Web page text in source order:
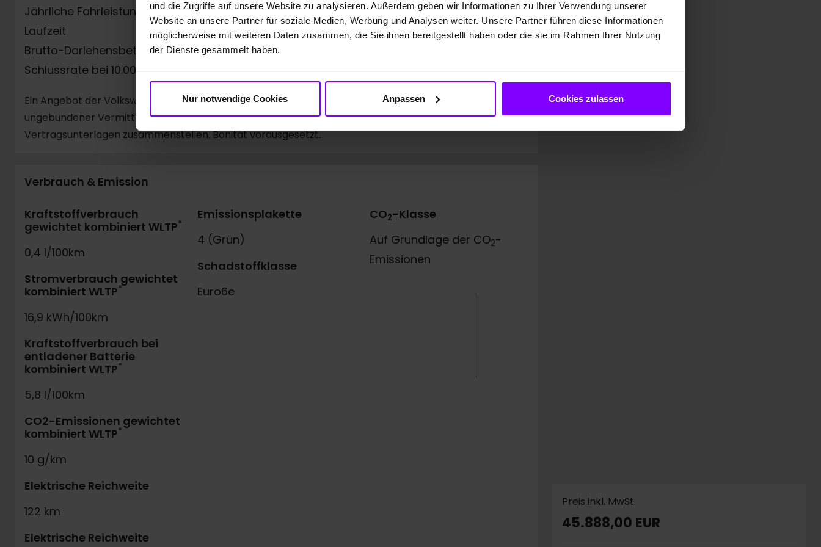
und die Zugriffe auf unsere Website zu analysieren. Außerdem geben wir Informationen zu Ihrer Verwendung unserer
Website an unsere Partner für soziale Medien, Werbung und Analysen weiter. Unsere Partner führen diese Informationen
möglicherweise mit weiteren Daten zusammen, die Sie ihnen bereitgestellt haben oder die sie im Rahmen Ihrer Nutzung
der Dienste gesammelt haben.
Nur notwendige Cookies Anpassen Cookies zulassen
Jährliche Fahrleistung
10.000 km
Laufzeit
48 Monate
Brutto-Darlehensbetrag
Schlussrate bei 10.000 km/Jahr
Ein Angebot der Volkswagen Bank GmbH, Gifhorner Str. 57, 38112 Braunschweig, für die wir als
ungebundener Vermittler gemeinsam mit dem Kunden die für den Abschluss der Finanzierung nötigen
Vertragsunterlagen zusammenstellen. Bonität vorausgesetzt.
Verbrauch & Emission
Kraftstoffverbrauch
gewichtet kombiniert WLTP*
0,4 l/100km
Stromverbrauch gewichtet
kombiniert WLTP*
16,9 kWh/100km
Kraftstoffverbrauch bei
entladener Batterie
kombiniert WLTP*
5,8 l/100km
CO2-Emissionen gewichtet
kombiniert WLTP*
10 g/km
Elektrische Reichweite
122 km
Elektrische Reichweite
Emissionsplakette
4 (Grün)
Schadstoffklasse
Euro6e
CO2-Klasse
Auf Grundlage der CO2-
Emissionen
Preis inkl. MwSt.
45.888,00 EUR